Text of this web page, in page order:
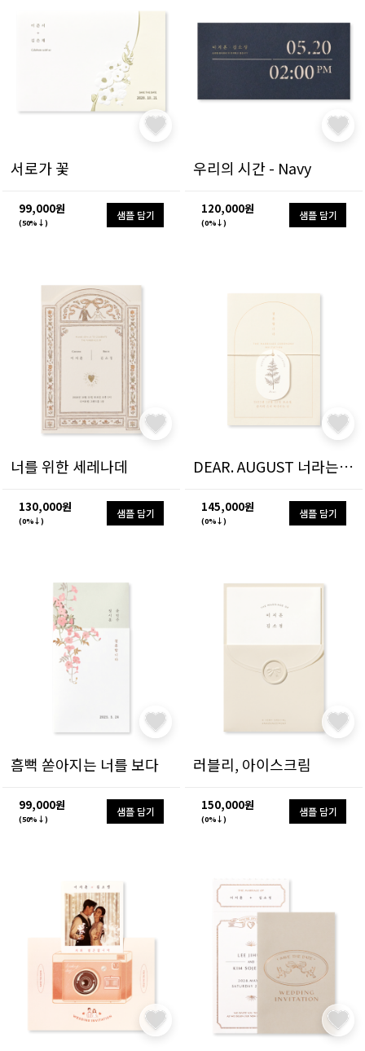
서로가 꽃
99,000원
(50%↓)
샘플 담기
우리의 시간 - Navy
120,000원
(0%↓)
샘플 담기
너를 위한 세레나데
130,000원
(0%↓)
샘플 담기
DEAR. AUGUST 너라는 계절
145,000원
(0%↓)
샘플 담기
흠뻑 쏟아지는 너를 보다
99,000원
(50%↓)
샘플 담기
러블리, 아이스크림
150,000원
(0%↓)
샘플 담기